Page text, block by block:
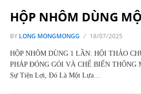
HỘP NHÔM DÙNG
BY LONG MONGMONGG 18/07/2025
HỘP NHÔM DÙNG 1 LẦN: HỘI THẢO
PHÁP ĐÓNG GÓI VÀ CHẾ BIẾN THÔNG
Sự Tiện Lợi, Đó Là Một Lựa…